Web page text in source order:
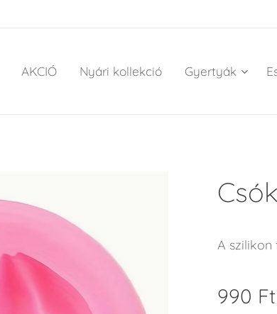
AKCIÓ Nyári kollekció Gyertyák
A szilikon
990 Ft